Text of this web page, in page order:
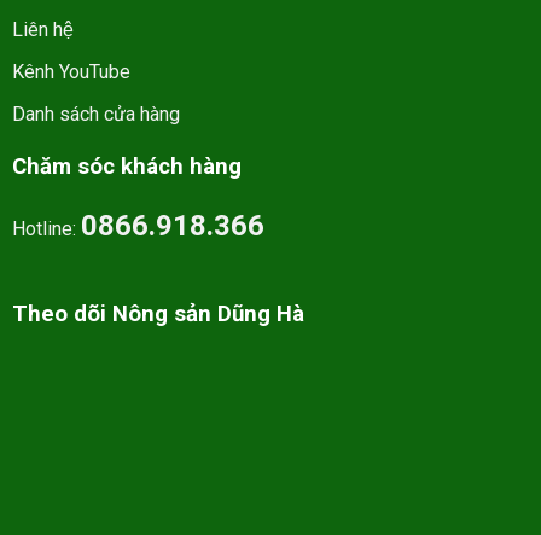
Liên hệ
Kênh YouTube
Danh sách cửa hàng
Chăm sóc khách hàng
Hotline: 0866.918.366
Theo dõi Nông sản Dũng Hà